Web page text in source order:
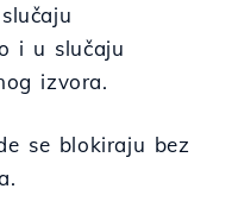
i u slučaju
izvora.
se blokiraju bez